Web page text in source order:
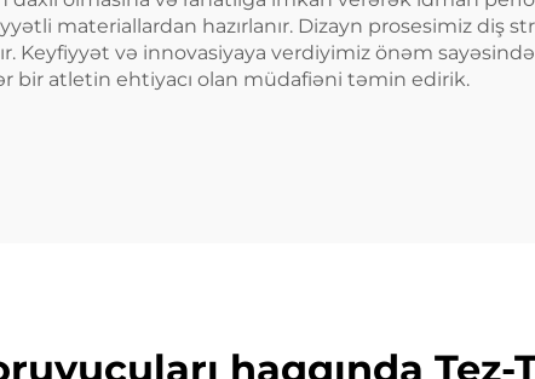
materiallardan hazırlanır. Dizayn prosesimiz diş
Keyfiyyət və innovasiyaya verdiyimiz önəm
atletin ehtiyacı olan müdafiəni təmin edirik.
haqqında Tez-